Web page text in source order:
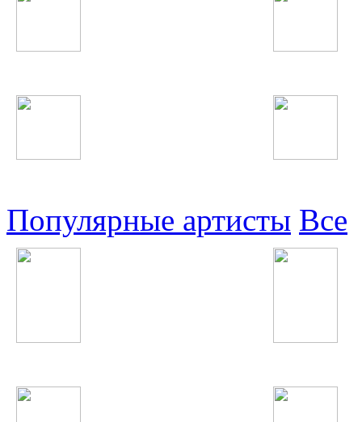
Популярные артисты Все